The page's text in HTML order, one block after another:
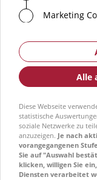
Marketing
Alle
Diese Webseite
statistische
soziale Netzwerke zu
anzuzeigen. Je nach
vorangegangenen
Sie auf "Auswahl
klicken, willigen Sie
Diensten verarbeitet